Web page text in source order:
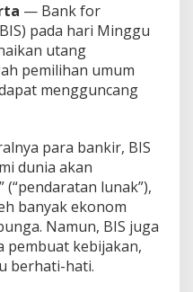
— Bank for
pada hari Minggu
utang
pemilihan umum
mengguncang
para bankir, BIS
dunia akan
” (“pendaratan lunak”),
banyak ekonom
Namun, BIS juga
pembuat kebijakan,
berhati-hati.